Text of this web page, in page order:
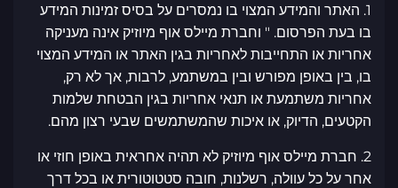
1. האתר והמידע המצוי בו נמסרים על בסיס זמינות המידע
בו בעת הפרסום. " וחברת מיילס אוף מיוזיק אינה מעניקה
אחריות או התחייבות לאחריות בגין האתר או המידע המצוי
בו, בין באופן מפורש ובין במשתמע, לרבות, אך לא רק,
אחריות משתמעת או תנאי אחריות בגין הבטחת שלמות
הקטעים, הדיוק, או איכות שהמשתמשים שבעי רצון מהם.
2. חברת מיילס אוף מיוזיק לא תהיה אחראית באופן חוזי או
אחר על כל עוולה, רשלנות, חובה סטטוטורית או בכל דרך